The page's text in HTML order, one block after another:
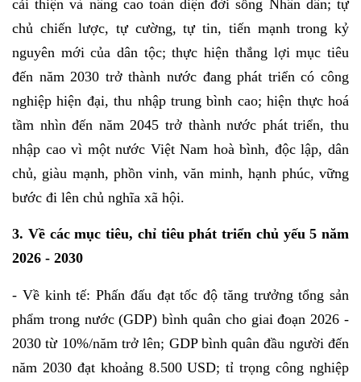
cải thiện và nâng cao toàn diện đời sống Nhân dân; tự
chủ chiến lược, tự cường, tự tin, tiến mạnh trong kỷ
nguyên mới của dân tộc; thực hiện thắng lợi mục tiêu
đến năm 2030 trở thành nước đang phát triển có công
nghiệp hiện đại, thu nhập trung bình cao; hiện thực hoá
tầm nhìn đến năm 2045 trở thành nước phát triển, thu
nhập cao vì một nước Việt Nam hoà bình, độc lập, dân
chủ, giàu mạnh, phồn vinh, văn minh, hạnh phúc, vững
bước đi lên chủ nghĩa xã hội.
3. Về các mục tiêu, chỉ tiêu phát triển chủ yếu 5 năm
2026 - 2030
- Về kinh tế: Phấn đấu đạt tốc độ tăng trưởng tổng sản
phẩm trong nước (GDP) bình quân cho giai đoạn 2026 -
2030 từ 10%/năm trở lên; GDP bình quân đầu người đến
năm 2030 đạt khoảng 8.500 USD; tỉ trọng công nghiệp